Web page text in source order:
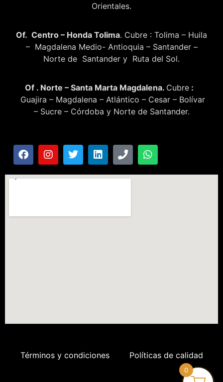
Orientales.
Of. Centro – Honda Tolima. Cubre : Tolima – Huila
– Magdalena Medio- Antioquia – Santander –
Norte de Santander y Ruta del Sol.
Of . Norte – Santa Marta Magdalena. Cubre :
Guajira – Magdalena – Atlántico – Cesar – Bolívar
– Sucre – Córdoba y Norte de Santander.
Términos y condiciones Políticas de calidad
0